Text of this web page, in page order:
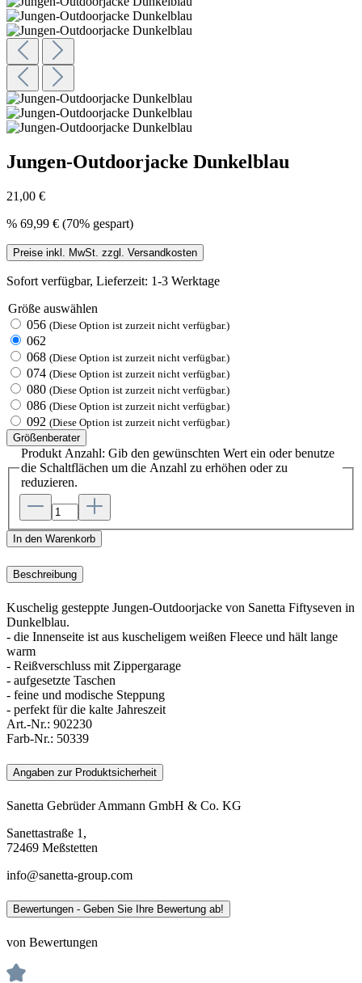
Jungen-Outdoorjacke Dunkelblau
21,00 €
% 69,99 € (70% gespart)
Preise inkl. MwSt. zzgl. Versandkosten
Sofort verfügbar, Lieferzeit: 1-3 Werktage
Größe auswählen
056 (Diese Option ist zurzeit nicht verfügbar.)
062
068 (Diese Option ist zurzeit nicht verfügbar.)
074 (Diese Option ist zurzeit nicht verfügbar.)
080 (Diese Option ist zurzeit nicht verfügbar.)
086 (Diese Option ist zurzeit nicht verfügbar.)
092 (Diese Option ist zurzeit nicht verfügbar.)
Größenberater
Produkt Anzahl: Gib den gewünschten Wert ein oder benutze
die Schaltflächen um die Anzahl zu erhöhen oder zu
reduzieren.
In den Warenkorb
Beschreibung
Kuschelig gesteppte Jungen-Outdoorjacke von Sanetta Fiftyseven in
Dunkelblau.
- die Innenseite ist aus kuscheligem weißen Fleece und hält lange
warm
- Reißverschluss mit Zippergarage
- aufgesetzte Taschen
- feine und modische Steppung
- perfekt für die kalte Jahreszeit
Art.-Nr.: 902230
Farb-Nr.: 50339
Angaben zur Produktsicherheit
Sanetta Gebrüder Ammann GmbH & Co. KG
Sanettastraße 1,
72469 Meßstetten
info@sanetta-group.com
Bewertungen - Geben Sie Ihre Bewertung ab!
von Bewertungen